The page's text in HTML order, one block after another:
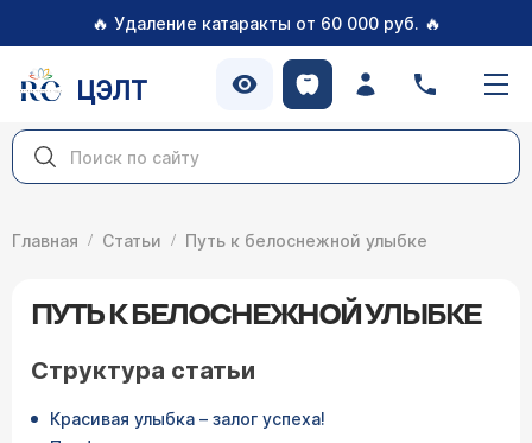
🔥 Удаление катаракты от 60 000 руб. 🔥
ЦЭЛТ
Главная Статьи Путь к белоснежной улыбке
ПУТЬ К БЕЛОСНЕЖНОЙ УЛЫБКЕ
Структура статьи
Красивая улыбка – залог успеха!